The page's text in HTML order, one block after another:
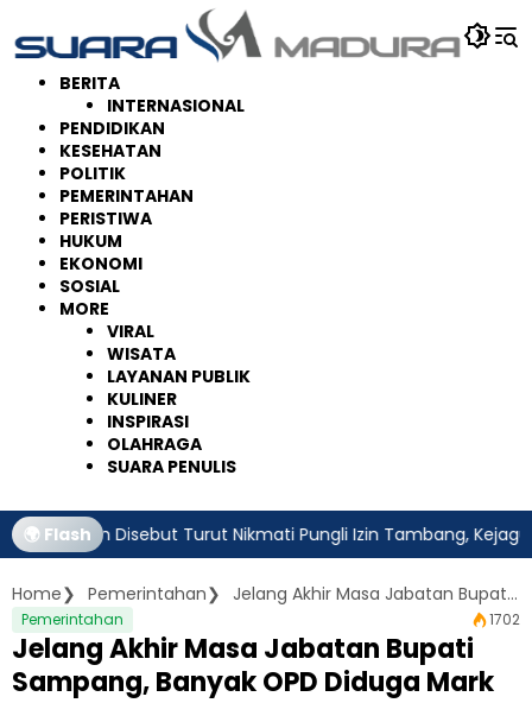
ke
konten
BERITA
INTERNASIONAL
PENDIDIKAN
KESEHATAN
POLITIK
PEMERINTAHAN
PERISTIWA
HUKUM
EKONOMI
SOSIAL
MORE
VIRAL
WISATA
LAYANAN PUBLIK
KULINER
INSPIRASI
OLAHRAGA
SUARA PENULIS
🌍 Flash
Disebut Turut Nikmati Pungli Izin Tambang, Kejagung Harus
Home Pemerintahan Jelang Akhir Masa Jabatan Bupati Sampang, Banyak OPD Diduga Mark Up Anggaran
Pemerintahan 1702
Jelang Akhir Masa Jabatan Bupati
Sampang, Banyak OPD Diduga Mark